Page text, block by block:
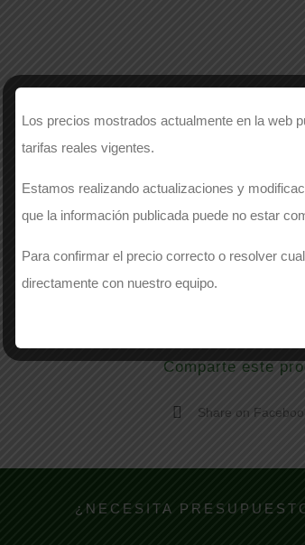
Comparte este
Share on
¿NECESITA
Los precios mostrados actualmente en la web
tarifas reales vigentes.
Estamos realizando actualizaciones y
que la información publicada puede no estar
Para confirmar el precio correcto o resolver
directamente con nuestro equipo.